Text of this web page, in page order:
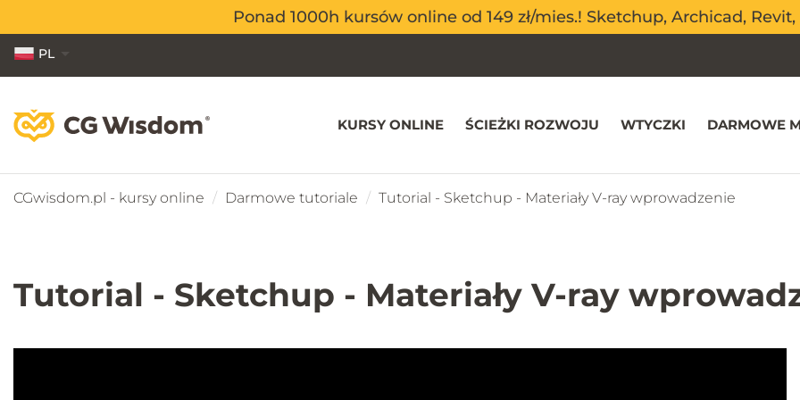
Ponad 1000h kursów online od 149 zł/mies.! Sketchup, Archicad,
Ponad 1000h kursów online od 149 zł/mies.! Sketchup, Archicad,
PL
EN
KURSY ONLINE ŚCIEŻKI ROZWOJU WTYCZKI DARMOWE
CGwisdom.pl - kursy online Darmowe tutoriale Tutorial - Sketchup - Materiały V-ray wprowadzenie
Tutorial - Sketchup - Materiały V-ray